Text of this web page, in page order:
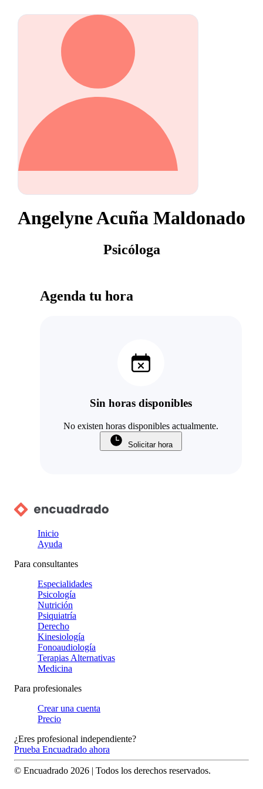
Angelyne Acuña Maldonado
Psicóloga
Agenda tu hora
Sin horas disponibles
No existen horas disponibles actualmente.
Solicitar hora
Inicio
Ayuda
Para consultantes
Especialidades
Psicología
Nutrición
Psiquiatría
Derecho
Kinesiología
Fonoaudiología
Terapias Alternativas
Medicina
Para profesionales
Crear una cuenta
Precio
¿Eres profesional independiente?
Prueba Encuadrado ahora
© Encuadrado 2026 | Todos los derechos reservados.